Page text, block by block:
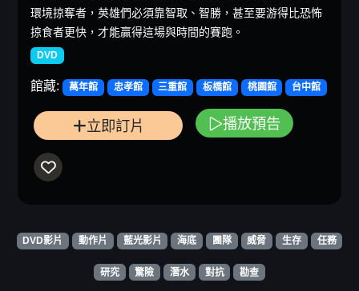
環境掠奪者，英雄們必須靠智取、智勝，甚至要游得比恐怖
掠食者更快，才能贏得這場與時間的賽跑。
DVD
館藏: 萬年館 忠孝館 三重館 板橋館 桃園館 台中館
立即訂片 播放預告
DVD影片 動作片 藍光影片 海底 團隊 威脅 生存 任務
研究 驚險 潛水 對抗 勘查